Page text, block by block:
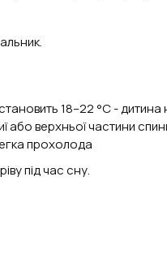
18–22 °C - дитина
верхньої частини
прохолода
під час сну.